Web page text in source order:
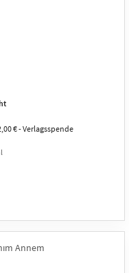
€ - Verlagsspende